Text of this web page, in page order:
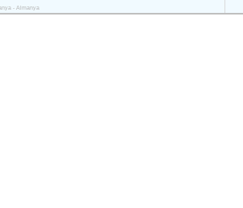
- Almanya